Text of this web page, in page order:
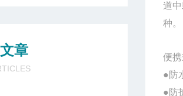
章
道
种。
便
●防
●防